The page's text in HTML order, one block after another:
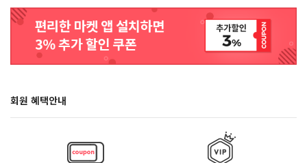
회원 혜택안내